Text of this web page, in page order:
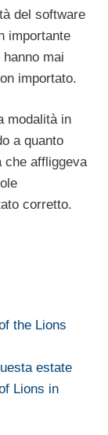
del software
importante
mai
importato.
modalità in
a quanto
che affliggeva
corretto.
the Lions
estate
Lions in